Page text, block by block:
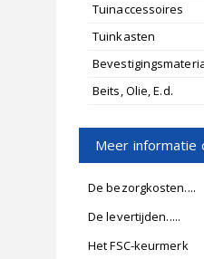
Tuinaccessoires
Tuinkasten
Beits, Olie, E.d.
Meer informatie
De bezorgkosten....
De levertijden.....
Het FSC-keurmerk